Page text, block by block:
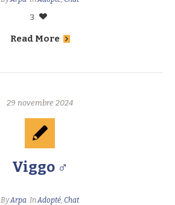
3
Read More
29 novembre 2024
Viggo ♂
ByArpa InAdopté, Chat